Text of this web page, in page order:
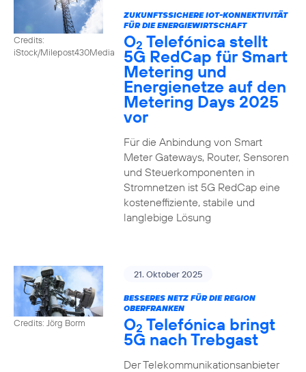
Credits:
iStock/Milepost430Media
ZUKUNFTSSICHERE IOT-KONNEKTIVITÄT
FÜR DIE ENERGIEWIRTSCHAFT
O2 Telefónica stellt
5G RedCap für Smart
Metering und
Energienetze auf den
Metering Days 2025
vor
Für die Anbindung von Smart
Meter Gateways, Router, Sensoren
und Steuerkomponenten in
Stromnetzen ist 5G RedCap eine
kosteneffiziente, stabile und
langlebige Lösung
Credits: Jörg Borm
21. Oktober 2025
BESSERES NETZ FÜR DIE REGION
OBERFRANKEN
O2 Telefónica bringt
5G nach Trebgast
Der Telekommunikationsanbieter